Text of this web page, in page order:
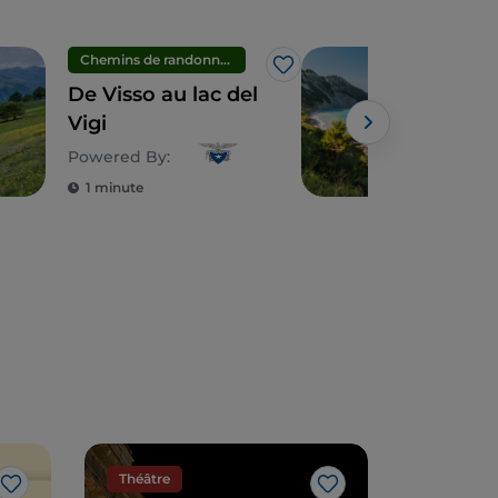
Chemins de randonnée
J’aime
De Visso au lac del
Vigi
Powered By:
1 minute
Théâtre